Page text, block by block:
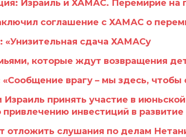
Израиль и ХАМАС. Перемирие на
соглашение с ХАМАС о
«Унизительная сдача ХАМАСу
которые ждут возвращения
врагу – мы здесь, чтобы
принять участие в
инвестиций в развитие
отложить слушания по делам